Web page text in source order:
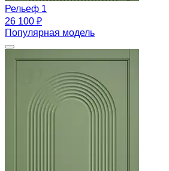
Рельеф 1
26 100 ₽
Популярная модель